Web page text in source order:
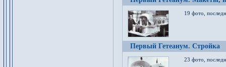
19 фото,
Первый Гетеанум. Стройка
23 фото,